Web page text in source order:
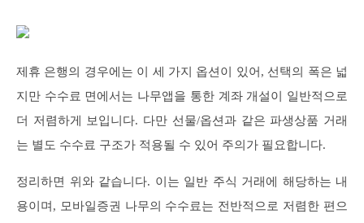
제휴 은행의 경우에는 이 세 가지 옵션이 있어, 선택의 폭은 넓
지만 수수료 면에서는 나무앱을 통한 계좌 개설이 일반적으로
더 저렴하게 보입니다. 다만 선물/옵션과 같은 파생상품 거래
는 별도 수수료 구조가 적용될 수 있어 주의가 필요합니다.
정리하면 위와 같습니다. 이는 일반 주식 거래에 해당하는 내
용이며, 모바일증권 나무의 수수료는 전반적으로 저렴한 편으